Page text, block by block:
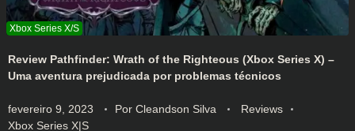
Review Pathfinder: Wrath of the Righteous (Xbox Series X) –
Uma aventura prejudicada por problemas técnicos
fevereiro 9, 2023 Por Cleandson Silva
Reviews
Xbox Series X|S